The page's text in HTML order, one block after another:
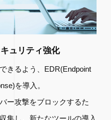
ュリティ強化
きるよう、EDR(Endpoint
を導入。
ー攻撃をブロックするた